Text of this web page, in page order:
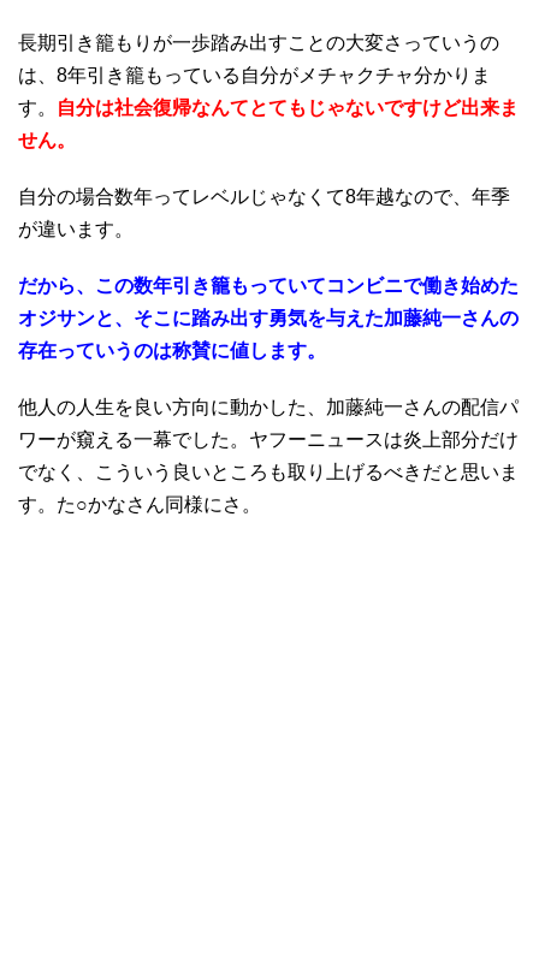
長期引き籠もりが一歩踏み出すことの大変さっていうの
は、8年引き籠もっている自分がメチャクチャ分かりま
す。
自分は社会復帰なんてとてもじゃないですけど出来ま
せん。
自分の場合数年ってレベルじゃなくて8年越なので、年季
が違います。
だから、この数年引き籠もっていてコンビニで働き始めた
オジサンと、そこに踏み出す勇気を与えた加藤純一さんの
存在っていうのは称賛に値します。
他人の人生を良い方向に動かした、加藤純一さんの配信パ
ワーが窺える一幕でした。ヤフーニュースは炎上部分だけ
でなく、こういう良いところも取り上げるべきだと思いま
す。た○かなさん同様にさ。